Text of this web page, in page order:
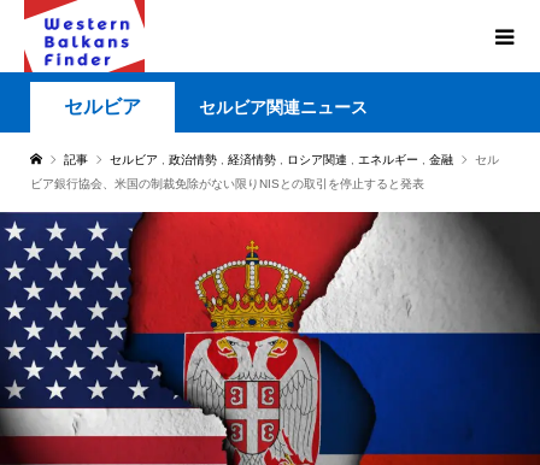
セルビア セルビア関連ニュース
記事 セルビア 政治情勢 経済情勢 ロシア関連 エネルギー 金融
セル
ビア銀行協会、米国の制裁免除がない限りNISとの取引を停止すると発表